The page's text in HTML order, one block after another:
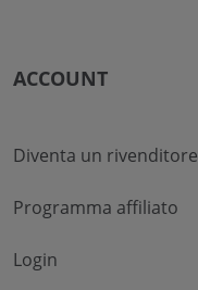
ACCOUNT
Diventa un rivenditore
Programma affiliato
Login